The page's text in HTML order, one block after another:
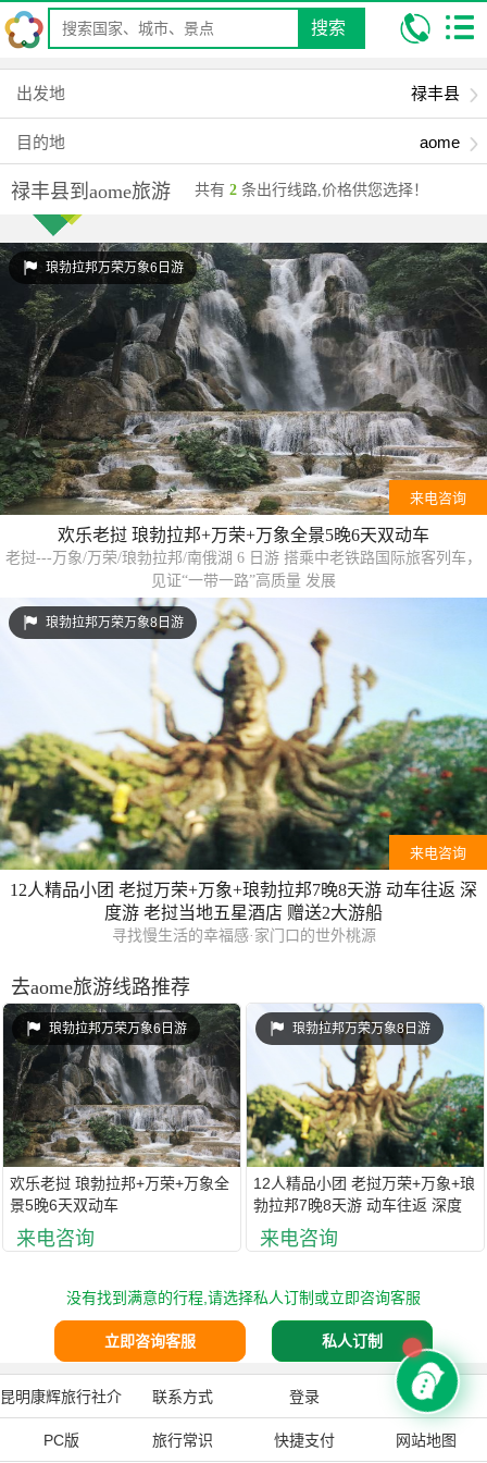
搜索
我的位置:昆明康辉旅行社 跟团游 云南去国内旅游
禄丰县到
aome旅游
出发地 禄丰县
目的地 aome
禄丰县到aome旅游 共有 2 条出行线路,价格供您选择！
琅勃拉邦万荣万象6日游
来电咨询
欢乐老挝 琅勃拉邦+万荣+万象全景5晚6天双动车
老挝---万象/万荣/琅勃拉邦/南俄湖 6 日游 搭乘中老铁路国际旅客列车，
见证“一带一路”高质量 发展
琅勃拉邦万荣万象8日游
来电咨询
12人精品小团 老挝万荣+万象+琅勃拉邦7晚8天游 动车往返 深
度游 老挝当地五星酒店 赠送2大游船
寻找慢生活的幸福感·家门口的世外桃源
去aome旅游线路推荐
琅勃拉邦万荣万象6日游
欢乐老挝 琅勃拉邦+万荣+万象全
景5晚6天双动车
来电咨询
琅勃拉邦万荣万象8日游
12人精品小团 老挝万荣+万象+琅
勃拉邦7晚8天游 动车往返 深度
游 老挝当地五星酒店 赠送2大游
船来电咨询
没有找到满意的行程,请选择私人订制或立即咨询客服
立即咨询客服 私人订制
昆明康辉旅行社介
绍
联系方式 登录 注册
PC版 旅行常识 快捷支付 网站地图